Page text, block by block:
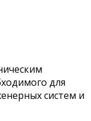
для
систем и